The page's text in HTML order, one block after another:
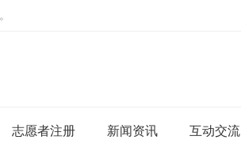
志愿者注册 新闻资讯 互动交流